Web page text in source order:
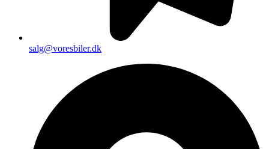
salg@voresbiler.dk